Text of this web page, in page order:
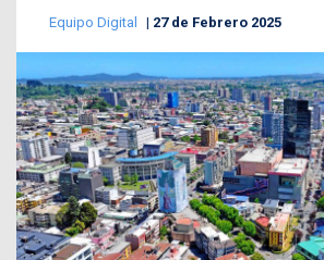
Equipo Digital 27 de Febrero 2025